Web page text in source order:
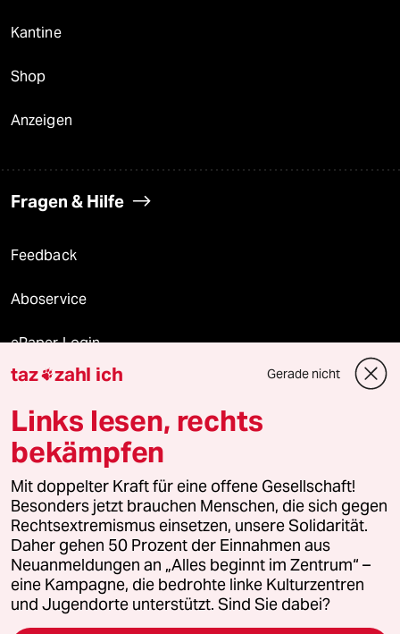
Kantine
Shop
Anzeigen
Fragen & Hilfe
Feedback
Aboservice
ePaper Login
Downloads für Abonnierende
© 2026 taz Verlags und Vertriebs GmbH
Alle Rechte vorbehalten. Bei rechtlichen Fragen oder für Genehmigungen
wenden Sie sich bitte an
lizenzen@taz.de
Feedback Redaktionsstatut Kommune-Richtlinien
Leitlinie Informant Datenschutz Impressum AGB
taz zahl ich Gerade nicht
Links lesen, rechts
bekämpfen
Mit doppelter Kraft für eine offene Gesellschaft!
Besonders jetzt brauchen Menschen, die sich gegen
Rechtsextremismus einsetzen, unsere Solidarität.
Daher gehen 50 Prozent der Einnahmen aus
Neuanmeldungen an „Alles beginnt im Zentrum“ –
eine Kampagne, die bedrohte linke Kulturzentren
und Jugendorte unterstützt. Sind Sie dabei?